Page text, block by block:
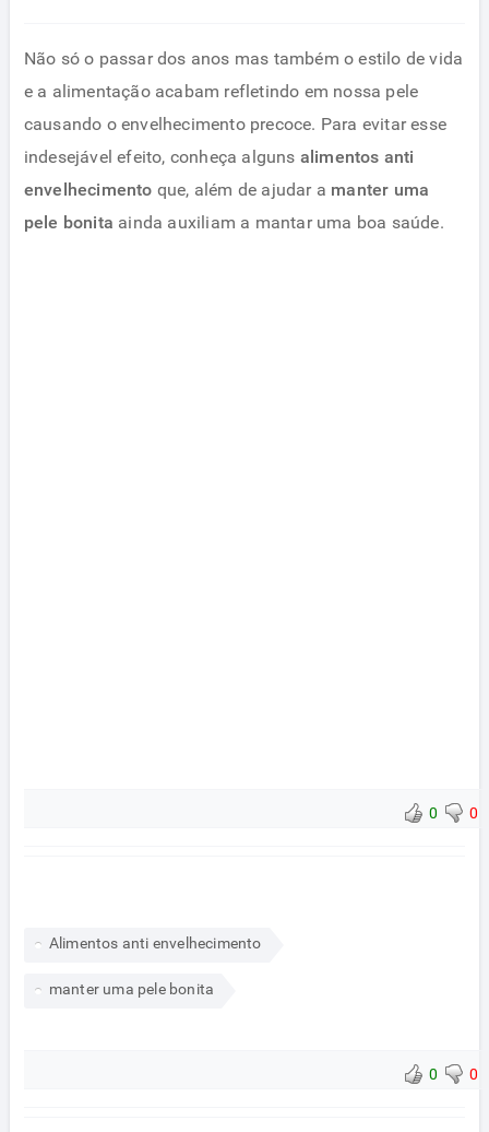
Não só o passar dos anos mas também o estilo de vida
e a alimentação acabam refletindo em nossa pele
causando o envelhecimento precoce. Para evitar esse
indesejável efeito, conheça alguns alimentos anti
envelhecimento que, além de ajudar a manter uma
pele bonita ainda auxiliam a mantar uma boa saúde.
0 0
Alimentos anti envelhecimento
manter uma pele bonita
0 0